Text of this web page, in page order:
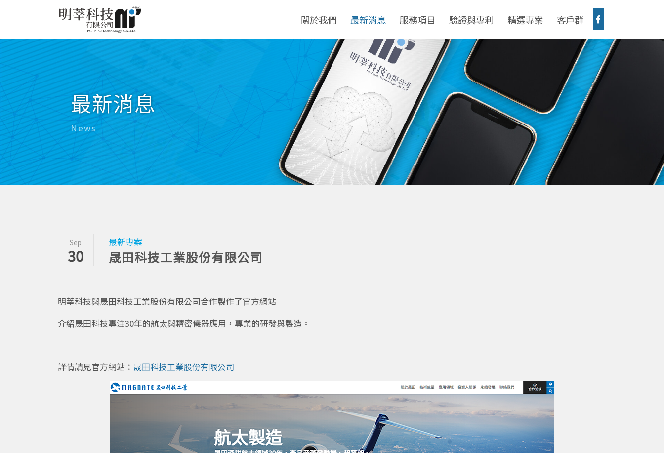
關於我們 最新消息 服務項目 驗證與專利 精選專案 客戶群
最新消息
News
Sep
30
最新專案
晟田科技工業股份有限公司
明莘科技與晟田科技工業股份有限公司合作製作了官方網站
介紹晟田科技專注30年的航太與精密儀器應用，專業的研發與製造。
詳情請見官方網站： 晟田科技工業股份有限公司